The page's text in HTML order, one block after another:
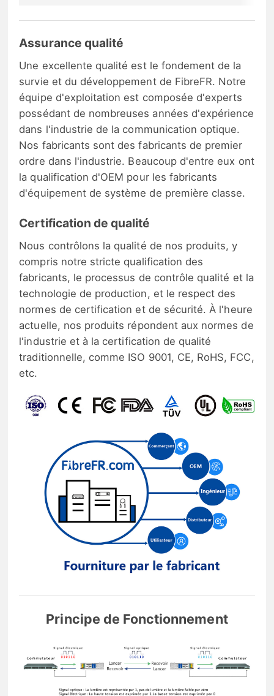
Assurance qualité
Une excellente qualité est le fondement de la
survie et du développement de FibreFR. Notre
équipe d'exploitation est composée d'experts
possédant de nombreuses années d'expérience
dans l'industrie de la communication optique.
Nos fabricants sont des fabricants de premier
ordre dans l'industrie. Beaucoup d'entre eux ont
la qualification d'OEM pour les fabricants
d'équipement de système de première classe.
Certification de qualité
Nous contrôlons la qualité de nos produits, y
compris notre stricte qualification des
fabricants, le processus de contrôle qualité et la
technologie de production, et le respect des
normes de certification et de sécurité. À l'heure
actuelle, nos produits répondent aux normes de
l'industrie et à la certification de qualité
traditionnelle, comme ISO 9001, CE, RoHS, FCC,
etc.
Principe de Fonctionnement